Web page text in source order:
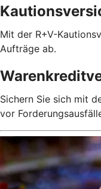
Mit der R+V-
Aufträge ab.
Sichern Sie sich mit
vor